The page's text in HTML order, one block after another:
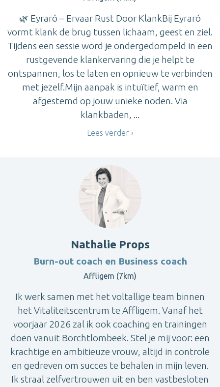
🌿 Eyraró – Ervaar Rust Door KlankBij Eyraró
vormt klank de brug tussen lichaam, geest en ziel.
Tijdens een sessie word je ondergedompeld in een
rustgevende klankervaring die je helpt te
ontspannen, los te laten en opnieuw te verbinden
met jezelf.Mijn aanpak is intuïtief, warm en
afgestemd op jouw unieke noden. Via
klankbaden, ...
Lees verder
Nathalie Props
Burn-out coach en Business coach
Affligem (7km)
Ik werk samen met het voltallige team binnen
het Vitaliteitscentrum te Affligem. Vanaf het
voorjaar 2026 zal ik ook coaching en trainingen
doen vanuit Borchtlombeek. Stel je mij voor: een
krachtige en ambitieuze vrouw, altijd in controle
en gedreven om succes te behalen in mijn leven.
Ik straal zelfvertrouwen uit en ben vastbesloten